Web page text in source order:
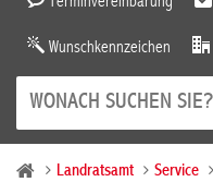
Wunschkennzeichen
Landratsamt Service